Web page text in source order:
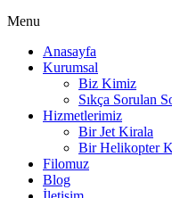
Menu
Anasayfa
Kurumsal
Biz Kimiz
Sıkça Sorulan
Hizmetlerimiz
Bir Jet Kirala
Bir Helikopter
Filomuz
Blog